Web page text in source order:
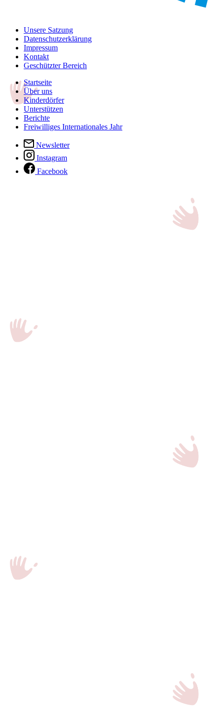
Unsere Satzung
Datenschutzerklärung
Impressum
Kontakt
Geschützter Bereich
Startseite
Über uns
Kinderdörfer
Unterstützen
Berichte
Freiwilliges Internationales Jahr
Newsletter
Instagram
Facebook